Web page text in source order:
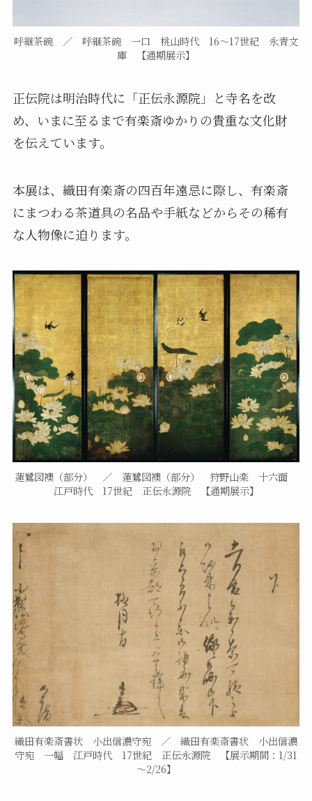
呼継茶碗 ／ 呼継茶碗 一口 桃山時代 16～17世紀 永青文
庫 【通期展示】
正伝院は明治時代に「正伝永源院」と寺名を改
め、いまに至るまで有楽斎ゆかりの貴重な文化財
を伝えています。
本展は、織田有楽斎の四百年遠忌に際し、有楽斎
にまつわる茶道具の名品や手紙などからその稀有
な人物像に迫ります。
蓮鷺図襖（部分） ／ 蓮鷺図襖（部分） 狩野山楽 十六面
江戸時代 17世紀 正伝永源院 【通期展示】
織田有楽斎書状 小出信濃守宛 ／ 織田有楽斎書状 小出信濃
守宛 一幅 江戸時代 17世紀 正伝永源院 【展示期間：1/31
～2/26】